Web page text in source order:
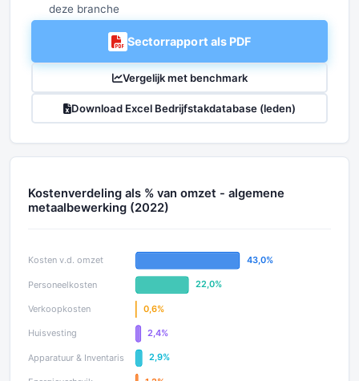
deze branche
Sectorrapport als PDF
Vergelijk met benchmark
Download Excel Bedrijfstakdatabase (leden)
Kostenverdeling als % van omzet - algemene
metaalbewerking (2022)